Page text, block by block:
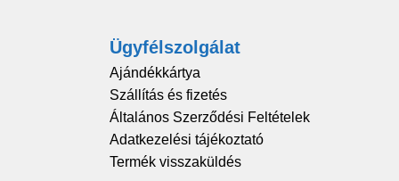
Ügyfélszolgálat
Ajándékkártya
Szállítás és fizetés
Általános Szerződési Feltételek
Adatkezelési tájékoztató
Termék visszaküldés